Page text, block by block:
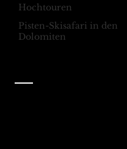
Hochtouren
Pisten-Skisafari in den
Dolomiten